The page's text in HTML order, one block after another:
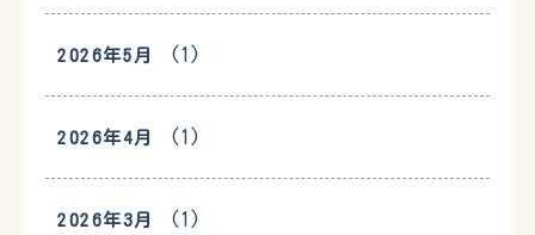
2026年5月 (1)
2026年4月 (1)
2026年3月 (1)